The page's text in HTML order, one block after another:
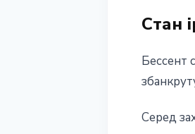
Стан
Бессент
Серед